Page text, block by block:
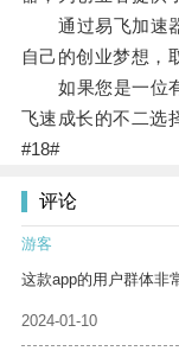
通过易飞加速器
自己的创业梦想，
如果您是一位有
飞速成长的不二选
#18#
评论
游客
这款app的用户群体非
2024-01-10